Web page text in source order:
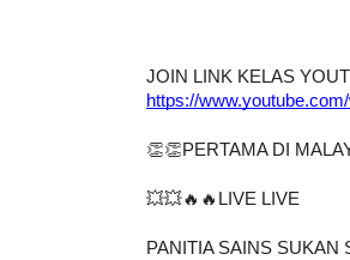
JOIN LINK KELAS
https://
👏👏PERTAMA DI
💥💥🔥🔥LIVE LIVE
PANITIA SAINS SUKAN